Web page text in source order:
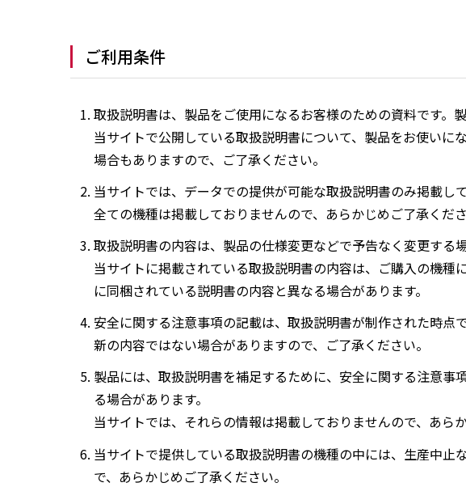
ご利用条件
取扱説明書は、製品をご使用になるお客様のための資料です。
当サイトで公開している取扱説明書について、製品をお使い
場合もありますので、ご了承ください。
当サイトでは、データでの提供が可能な取扱説明書のみ掲載して
全ての機種は掲載しておりませんので、あらかじめご了承くださ
取扱説明書の内容は、製品の仕様変更などで予告なく変更する場
当サイトに掲載されている取扱説明書の内容は、ご購入の機
に同梱されている説明書の内容と異なる場合があります。
安全に関する注意事項の記載は、取扱説明書が制作された時点
新の内容ではない場合がありますので、ご了承ください。
製品には、取扱説明書を補足するために、安全に関する注意
る場合があります。
当サイトでは、それらの情報は掲載しておりませんので、あら
当サイトで提供している取扱説明書の機種の中には、生産中
で、あらかじめご了承ください。